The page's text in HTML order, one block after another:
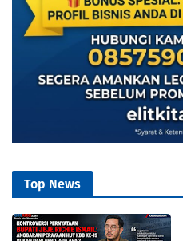
Top News